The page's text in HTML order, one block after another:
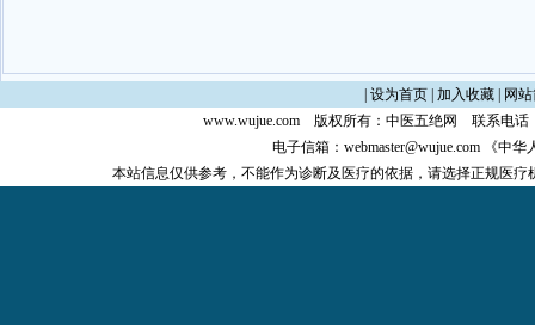
设为首页| 加入收藏|
网
www.wujue.com 版权所有： 中医五绝网
联系电话
电子信箱： webmaster@wujue.com 《中华
本站信息仅供参考，不能作为诊断及医疗的依据，请选择正规医